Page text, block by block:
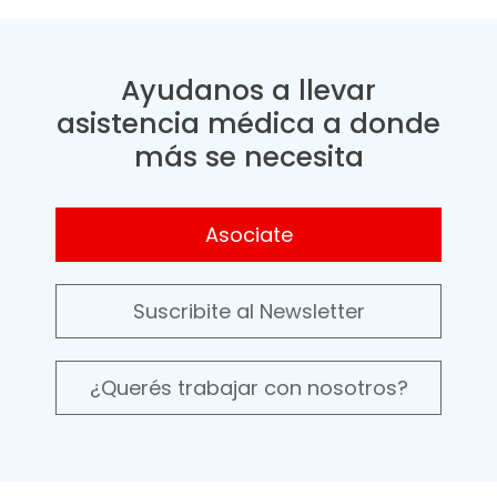
Ayudanos a llevar
asistencia médica a donde
más se necesita
Asociate
Suscribite al Newsletter
¿Querés trabajar con nosotros?